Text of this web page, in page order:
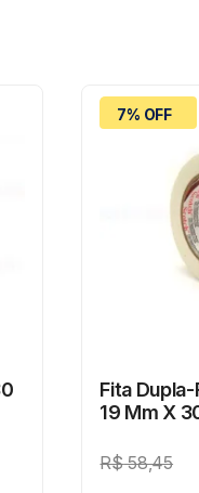
7% OFF
Fita
19 Mm X
R$58,45